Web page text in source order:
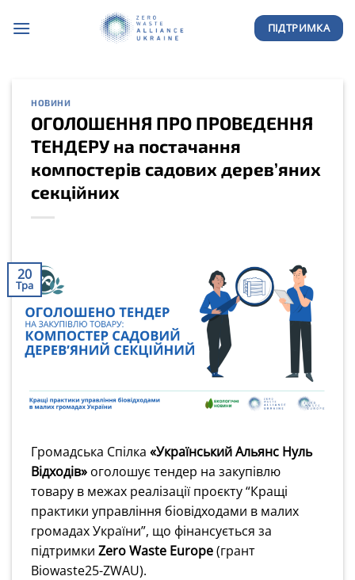
ПІДТРИМКА
НОВИНИ
ОГОЛОШЕННЯ ПРО ПРОВЕДЕННЯ
ТЕНДЕРУ на постачання
компостерів садових дерев’яних
секційних
20
Тра
Громадська Спілка «Український Альянс Нуль
Відходів» оголошує тендер на закупівлю
товару в межах реалізації проєкту “Кращі
практики управління біовідходами в малих
громадах України”, що фінансується за
підтримки Zero Waste Europe(грант
Biowaste25-ZWAU).